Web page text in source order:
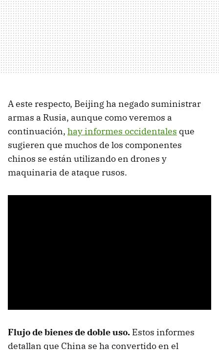
A este respecto, Beijing ha negado suministrar
armas a Rusia, aunque como veremos a
continuación, hay informes occidentales que
sugieren que muchos de los componentes
chinos se están utilizando en drones y
maquinaria de ataque rusos.
Flujo de bienes de doble uso. Estos informes
detallan que China se ha convertido en el